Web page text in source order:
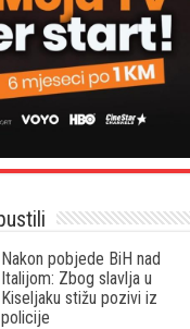
Nakon pobjede BiH nad
Italijom: Zbog slavlja u
Kiseljaku stižu pozivi iz
policije